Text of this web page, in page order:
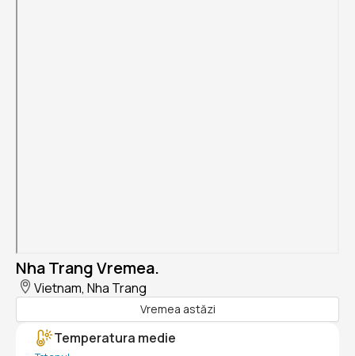
Nha Trang Vremea.
Vietnam, Nha Trang
Vremea astăzi
Temperatura medie